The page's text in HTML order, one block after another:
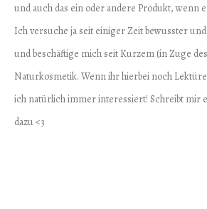
und auch das ein oder andere Produkt, wenn
Ich versuche ja seit einiger Zeit bewusster
und beschäftige mich seit Kurzem (in Zuge
Naturkosmetik. Wenn ihr hierbei noch
ich natürlich immer interessiert! Schreibt mir
dazu <3